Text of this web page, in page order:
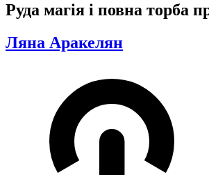
Руда магія і повна торба
Ляна Аракелян